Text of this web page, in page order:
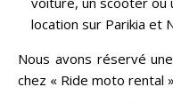
location sur Parikia et
Nous avons réservé
chez « Ride moto rental